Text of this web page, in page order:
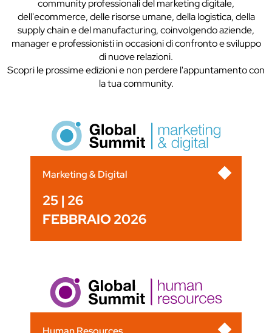
community professionali del marketing digitale,
dell'ecommerce, delle risorse umane, della logistica, della
supply chain e del manufacturing, coinvolgendo aziende,
manager e professionisti in occasioni di confronto e sviluppo
di nuove relazioni.
Scopri le prossime edizioni e non perdere l'appuntamento con
la tua community.
Marketing & Digital
25 | 26
FEBBRAIO 2026